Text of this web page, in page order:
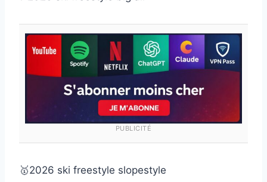
PUBLICITÉ
🥇2026 ski freestyle slopestyle